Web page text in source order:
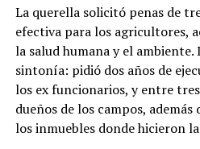
La querella solicitó penas de
efectiva para los agricultores,
la salud humana y el
sintonía: pidió dos años de
los ex funcionarios, y entre
dueños de los campos,
los inmuebles donde hicieron